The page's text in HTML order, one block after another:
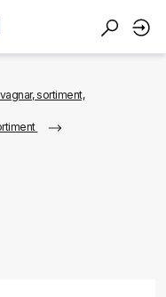
sortiment,